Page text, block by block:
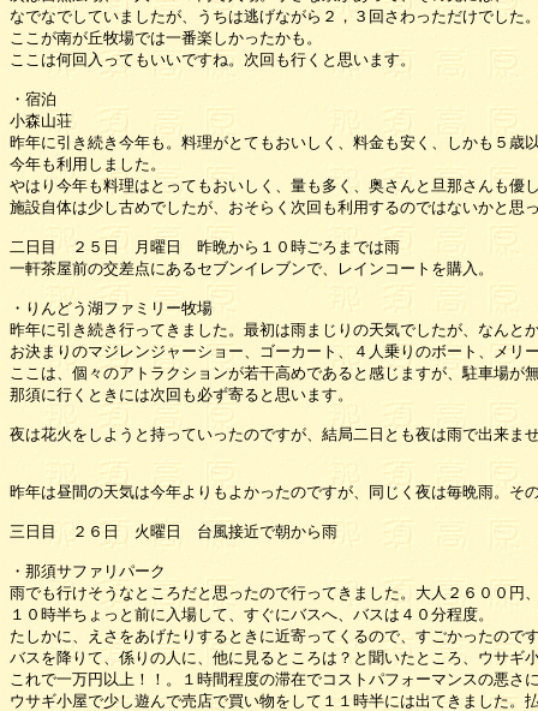
なでなでしていましたが、うちは逃げながら２，３回さわっただけでした
ここが南が丘牧場では一番楽しかったかも。
ここは何回入ってもいいですね。次回も行くと思います。
・宿泊
小森山荘
昨年に引き続き今年も。料理がとてもおいしく、料金も安く、しかも５歳
今年も利用しました。
やはり今年も料理はとってもおいしく、量も多く、奥さんと旦那さんも優
施設自体は少し古めでしたが、おそらく次回も利用するのではないかと思
二日目　２５日　月曜日　昨晩から１０時ごろまでは雨
一軒茶屋前の交差点にあるセブンイレブンで、レインコートを購入。
・りんどう湖ファミリー牧場
昨年に引き続き行ってきました。最初は雨まじりの天気でしたが、なんと
お決まりのマジレンジャーショー、ゴーカート、４人乗りのボート、メ
ここは、個々のアトラクションが若干高めであると感じますが、駐車場が
那須に行くときには次回も必ず寄ると思います。
夜は花火をしようと持っていったのですが、結局二日とも夜は雨で出来ま
昨年は昼間の天気は今年よりもよかったのですが、同じく夜は毎晩雨。そ
三日目　２６日　火曜日　台風接近で朝から雨
・那須サファリパーク
雨でも行けそうなところだと思ったので行ってきました。大人２６００円
１０時半ちょっと前に入場して、すぐにバスへ、バスは４０分程度。
たしかに、えさをあげたりするときに近寄ってくるので、すごかったので
バスを降りて、係りの人に、他に見るところは？と聞いたところ、ウサギ
これで一万円以上！！。１時間程度の滞在でコストパフォーマンスの悪さ
ウサギ小屋で少し遊んで売店で買い物をして１１時半には出てきました